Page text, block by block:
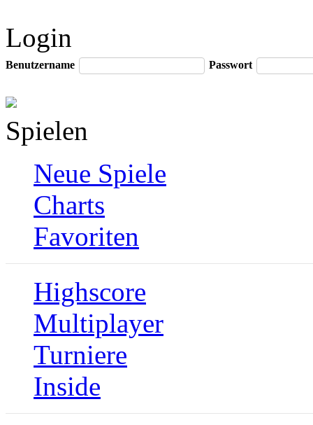
Login
Benutzername Passwort
Spielen
Neue Spiele
Charts
Favoriten
Highscore
Multiplayer
Turniere
Inside